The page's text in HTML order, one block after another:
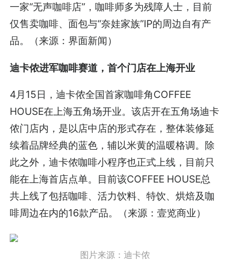
一家“无声咖啡店”，咖啡师多为残障人士，目前
仅售卖咖啡、面包与“奈娃家族”IP的周边自有产
品。（来源：界面新闻）
迪卡侬进军咖啡赛道，首个门店在上海开业
4月15日，迪卡侬全国首家咖啡角COFFEE
HOUSE在上海五角场开业。该店开在五角场迪卡
侬门店内，是以店中店的形式存在，整体装修延
续着品牌经典的蓝色，辅以米黄的温暖格调。除
此之外，迪卡侬咖啡小程序也正式上线，目前只
能在上海首店点单。目前该COFFEE HOUSE总
共上线了包括咖啡、活力饮料、特饮、烘焙及咖
啡周边在内的16款产品。（来源：壹览商业）
图片来源：迪卡侬